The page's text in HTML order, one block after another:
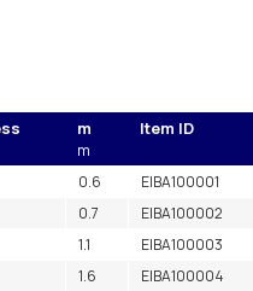
m Item ID
m
0.6
EIBA100001
0.7
EIBA100002
1.1
EIBA100003
1.6
EIBA100004